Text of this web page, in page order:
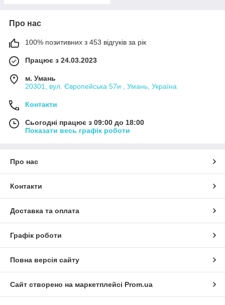
Про нас
100% позитивних з 453 відгуків за рік
Працює з 24.03.2023
м. Умань
20301, вул. Європейська 57и , Умань, Україна
Контакти
Сьогодні працює з 09:00 до 18:00
Показати весь графік роботи
Про нас
Контакти
Доставка та оплата
Графік роботи
Повна версія сайту
Сайт створено на маркетплейсі Prom.ua